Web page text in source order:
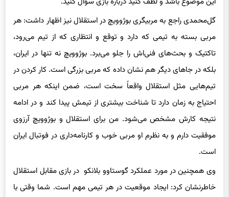
گل‌محمدی راجع به مربیگری بوژوویچ در استقلال نیز اظهار داشت: هر
مربی بسته به تیمی که دارد و توقع و انتظاری که از تیم می‌رود،
تاکتیک و بحث‌های فنی‌اش را جلو می‌برد. بوژوویچ نه تنها در ایران،
بلکه در جاهای دیگر هم نشان داده که مربی بزرگی است. کار کردن در
تیم‌هایی مثل استقلال واقعاً سخت است، ضمن اینکه هر مربی
احتیاج به زمان دارد تا شناخت بیشتری از تیمش پیدا کند و در ادامه
نتیجه کارش مشخص می‌شود. من برای استقلال و بوژوویچ آرزوی
موفقیت دارم و به نظرم او مربی خوب و کارنامه‌داری در فوتبال ایران
است.
وی همچنین در مورد عملکرد گوستاوو بلانکو در بازی مقابل استقلال
خاطرنشان کرد: ایجاد موقعیت در هر تیمی مهم است. شما وقتی با
هر مهاجمی چه بازیکن سرعتی و چه یک بازیکن سرزن بازی می‌کنید،